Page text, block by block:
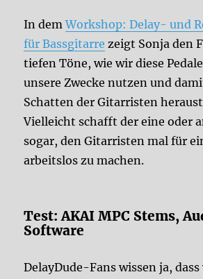
In demWorkshop: Delay- und
für Bassgitarre zeigt Sonja den
tiefen Töne, wie wir diese
unsere Zwecke nutzen und
Schatten der Gitarristen
Vielleicht schafft der eine oder
sogar, den Gitarristen mal für
arbeitslos zu machen.
Test: AKAI MPC Stems,
Software
DelayDude-Fans wissen ja,